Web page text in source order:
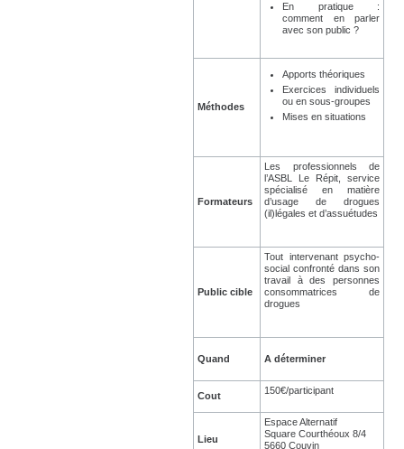
En pratique :
comment en parler
avec son public ?
Méthodes
Apports théoriques
Exercices individuels
ou en sous-groupes
Mises en situations
Formateurs
Les professionnels de
l’ASBL Le Répit, service
spécialisé en matière
d’usage de drogues
(il)légales et d’assuétudes
Public cible
Tout intervenant psycho-
social confronté dans son
travail à des personnes
consommatrices de
drogues
Quand A déterminer
Cout 150€/participant
Lieu
Espace Alternatif
Square Courthéoux 8/4
5660 Couvin